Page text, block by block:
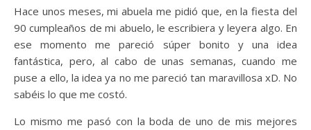
Hace unos meses, mi abuela me pidió que, en la fiesta del
90 cumpleaños de mi abuelo, le escribiera y leyera algo. En
ese momento me pareció súper bonito y una idea
fantástica, pero, al cabo de unas semanas, cuando me
puse a ello, la idea ya no me pareció tan maravillosa xD. No
sabéis lo que me costó.
Lo mismo me pasó con la boda de uno de mis mejores